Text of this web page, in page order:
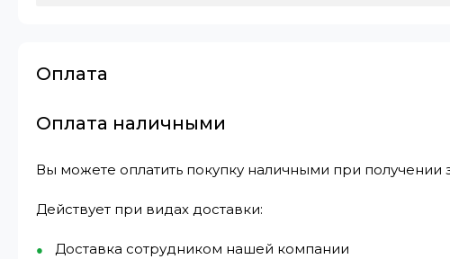
Оплата
Оплата наличными
Вы можете оплатить покупку наличными при
Действует при видах доставки:
Доставка сотрудником нашей компании